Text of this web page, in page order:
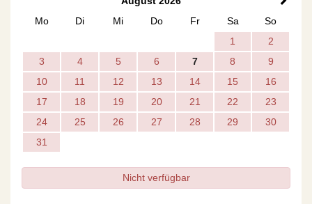
Mo
Di Mi Do Fr Sa
So
1
2
3
4 5 6 7 8
9
10
11 12 13 14 15
16
17
18 19 20 21 22
23
24
25 26 27 28 29
30
31
Nicht verfügbar